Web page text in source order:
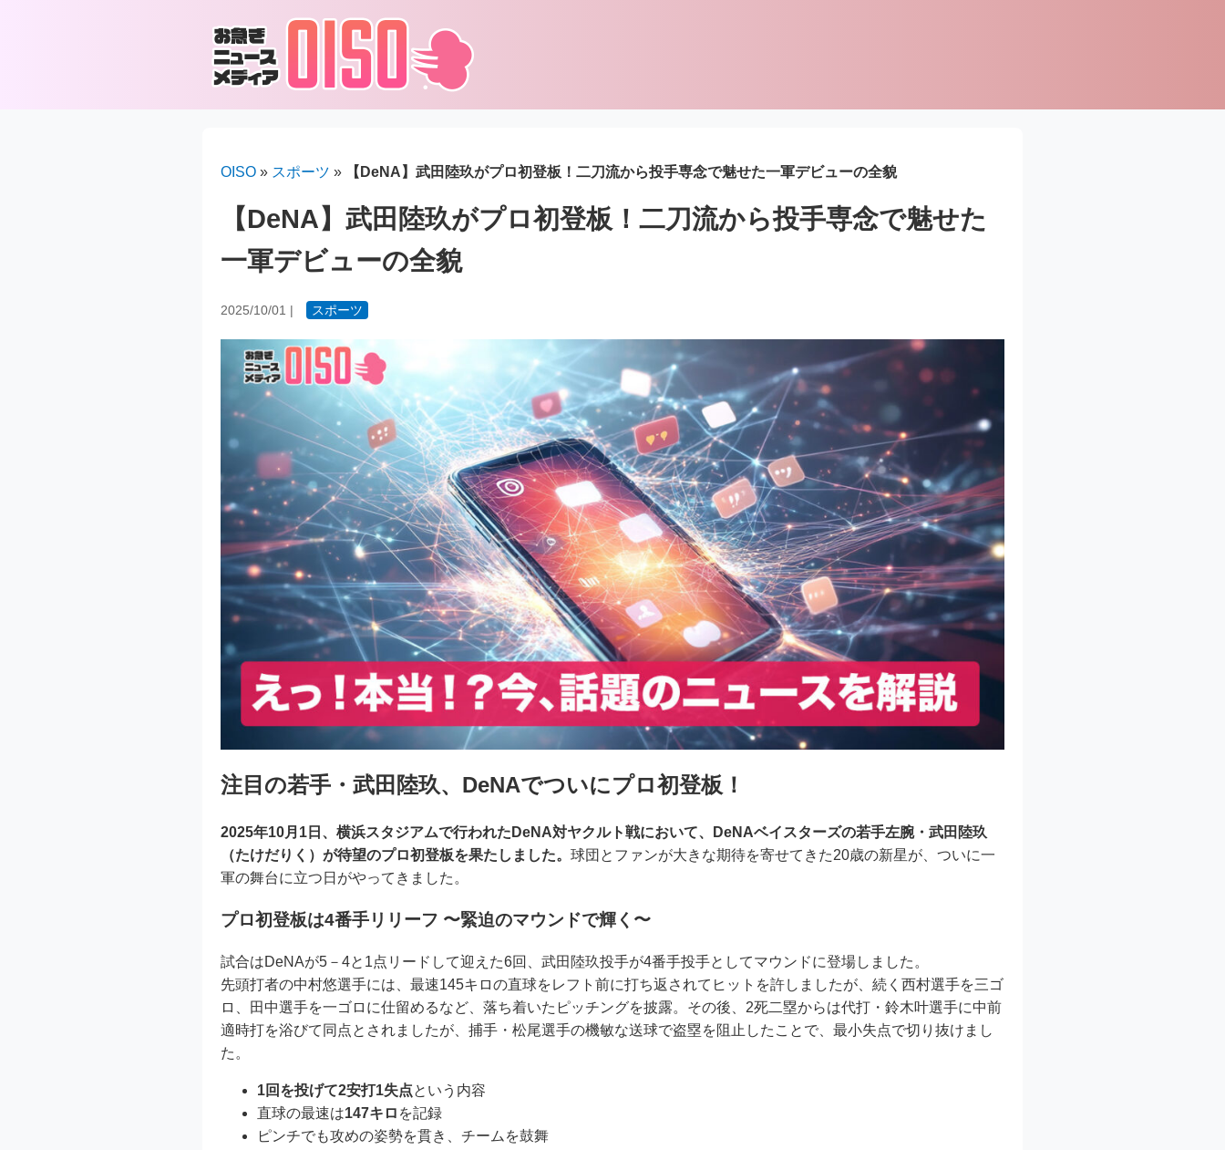
OISO » スポーツ » 【DeNA】武田陸玖がプロ初登板！二刀流から投手専念で魅せた一軍デビューの全貌
【DeNA】武田陸玖がプロ初登板！二刀流から投手専念で魅せた
一軍デビューの全貌
2025/10/01 | スポーツ
注目の若手・武田陸玖、DeNAでついにプロ初登板！
2025年10月1日、横浜スタジアムで行われたDeNA対ヤクルト戦において、DeNAベイスターズの若手左腕・武田陸玖
（たけだりく）が待望のプロ初登板を果たしました。 球団とファンが大きな期待を寄せてきた20歳の新星が、ついに一
軍の舞台に立つ日がやってきました。
プロ初登板は4番手リリーフ 〜緊迫のマウンドで輝く〜
試合はDeNAが5－4と1点リードして迎えた6回、武田陸玖投手が4番手投手としてマウンドに登場しました。
先頭打者の中村悠選手には、最速145キロの直球をレフト前に打ち返されてヒットを許しましたが、続く西村選手を三ゴ
ロ、田中選手を一ゴロに仕留めるなど、落ち着いたピッチングを披露。その後、2死二塁からは代打・鈴木叶選手に中前
適時打を浴びて同点とされましたが、捕手・松尾選手の機敏な送球で盗塁を阻止したことで、最小失点で切り抜けまし
た。
1回を投げて2安打1失点という内容
直球の最速は147キロ を記録
ピンチでも攻めの姿勢を貫き、チームを鼓舞